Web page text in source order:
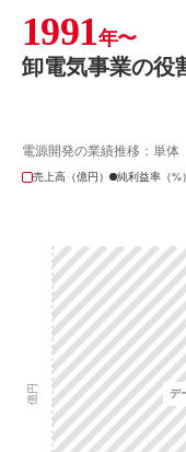
1991年〜
卸電気事業の役
電源開発の業績推移：単体
売上高（億円）
純利益率（%）